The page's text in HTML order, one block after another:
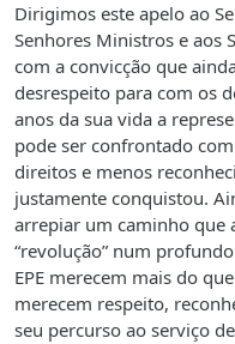
Dirigimos este apelo ao
Senhores Ministros e aos
com a convicção que
desrespeito para com os
anos da sua vida a
pode ser confrontado
direitos e menos
justamente conquistou.
arrepiar um caminho que
“revolução” num
EPE merecem mais do
merecem respeito,
seu percurso ao serviço